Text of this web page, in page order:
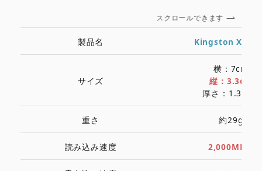
スクロールできます
製品名 Kingston
サイズ
横：7cm
縦：3.3cm
厚さ：1.35cm
重さ 約29g
読み込み速度 2,000MB/s